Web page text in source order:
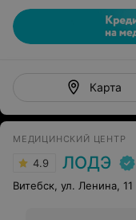
Карта
МЕДИЦИНСКИЙ ЦЕНТР
4.9 ЛОДЭ
Витебск, ул. Ленина, 11